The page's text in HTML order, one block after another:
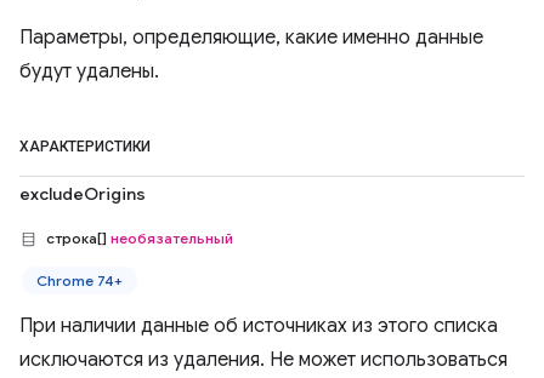
Параметры, определяющие, какие именно данные
будут удалены.
ХАРАКТЕРИСТИКИ
excludeOrigins
строка[] необязательный
Chrome 74+
При наличии данные об источниках из этого списка
исключаются из удаления. Не может использоваться